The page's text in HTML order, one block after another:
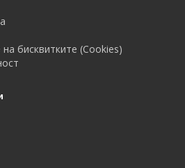
бисквитките (Cookies)